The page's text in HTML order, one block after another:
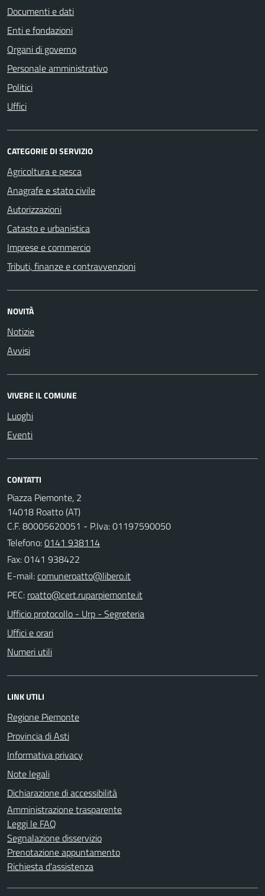
Documenti e dati
Enti e fondazioni
Organi di governo
Personale amministrativo
Politici
Uffici
CATEGORIE DI SERVIZIO
Agricoltura e pesca
Anagrafe e stato civile
Autorizzazioni
Catasto e urbanistica
Imprese e commercio
Tributi, finanze e contravvenzioni
NOVITÀ
Notizie
Avvisi
VIVERE IL COMUNE
Luoghi
Eventi
CONTATTI
Piazza Piemonte, 2
14018 Roatto (AT)
C.F. 80005620051 - P.Iva: 01197590050
Telefono:0141 938114
Fax: 0141 938422
E-mail:
PEC:
Ufficio protocollo - Urp - Segreteria
Uffici e orari
Numeri utili
LINK UTILI
Regione Piemonte
Provincia di Asti
Informativa privacy
Note legali
Dichiarazione di accessibilità
Amministrazione trasparente
Leggi le FAQ
Segnalazione disservizio
Prenotazione appuntamento
Richiesta d'assistenza